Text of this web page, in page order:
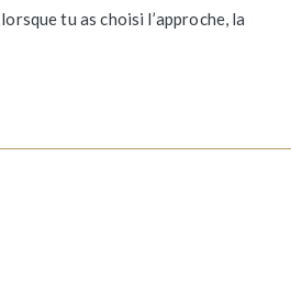
tu as choisi l’approche, la